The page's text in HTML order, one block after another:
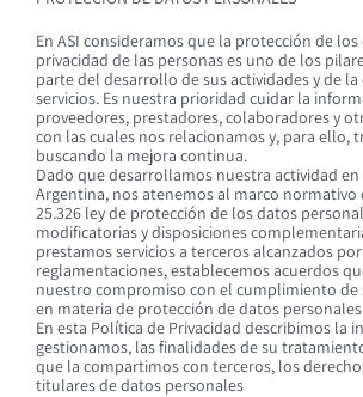
En ASI consideramos que la protección de los
privacidad de las personas es uno de los
parte del desarrollo de sus actividades y de la
servicios. Es nuestra prioridad cuidar la
proveedores, prestadores, colaboradores y
con las cuales nos relacionamos y, para ello,
buscando la mejora continua.
Dado que desarrollamos nuestra actividad en
Argentina, nos atenemos al marco normativo
25.326 ley de protección de los datos
modificatorias y disposiciones
prestamos servicios a terceros alcanzados
reglamentaciones, establecemos acuerdos
nuestro compromiso con el cumplimiento
en materia de protección de datos
En esta Política de Privacidad describimos la
gestionamos, las finalidades de su
que la compartimos con terceros, los
titulares de datos personales